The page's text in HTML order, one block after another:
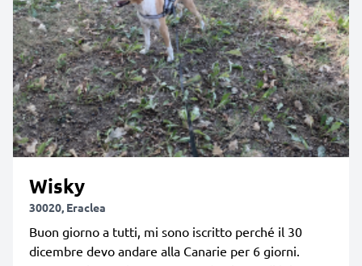
Wisky
30020, Eraclea
Buon giorno a tutti, mi sono iscritto perché il 30
dicembre devo andare alla Canarie per 6 giorni.